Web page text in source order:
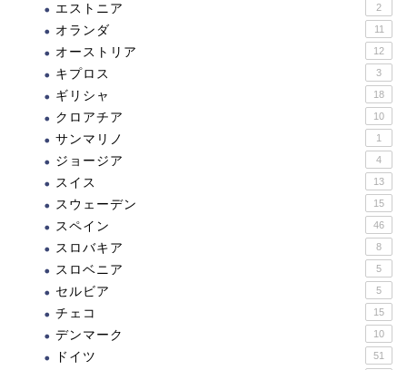
エストニア 2
オランダ 11
オーストリア 12
キプロス 3
ギリシャ 18
クロアチア 10
サンマリノ 1
ジョージア 4
スイス 13
スウェーデン 15
スペイン 46
スロバキア 8
スロベニア 5
セルビア 5
チェコ 15
デンマーク 10
ドイツ 51